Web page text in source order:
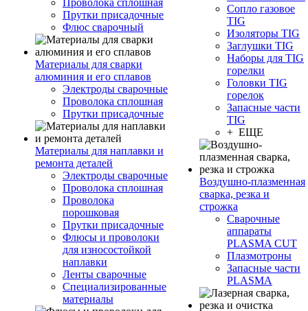
Проволока сплошная
Прутки присадочные
Флюс сварочный
Материалы для сварки
алюминия и его сплавов
Электроды сварочные
Проволока сплошная
Прутки присадочные
Материалы для наплавки и
ремонта деталей
Электроды сварочные
Проволока сплошная
Проволока
порошковая
Прутки присадочные
Флюсы и проволоки
для износостойкой
наплавки
Ленты сварочные
Специализированные
материалы
Сопло газовое
TIG
Изоляторы TIG
Заглушки TIG
Наборы для TIG
горелки
Головки TIG
горелок
Запасные части
TIG
+ ЕЩЕ
Воздушно-плазменная
сварка, резка и
строжка
Сварочные
аппараты
PLASMA CUT
Плазмотроны
Запасные части
PLASMA